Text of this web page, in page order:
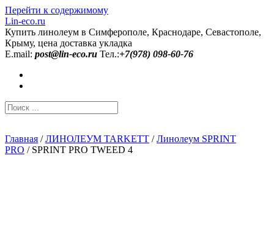
Перейти к содержимому
Lin-eco.ru
Купить линолеум в Симферополе, Краснодаре, Севастополе,
Крыму, цена доставка укладка
E.mail: post@lin-eco.ru Тел.:+7(978) 098-60-76
Главная /ЛИНОЛЕУМ TARKETT /Линолеум SPRINT
PRO / SPRINT PRO TWEED 4